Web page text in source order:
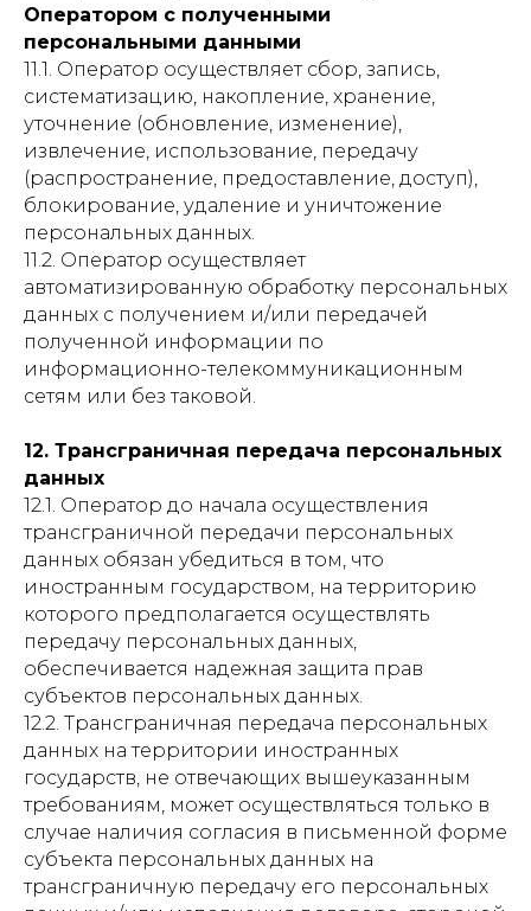
Оператором с полученными
персональными данными
11.1. Оператор осуществляет сбор, запись,
систематизацию, накопление, хранение,
уточнение (обновление, изменение),
извлечение, использование, передачу
(распространение, предоставление, доступ),
блокирование, удаление и уничтожение
персональных данных.
11.2. Оператор осуществляет
автоматизированную обработку персональных
данных с получением и/или передачей
полученной информации по
информационно-телекоммуникационным
сетям или без таковой.
12. Трансграничная передача персональных
данных
12.1. Оператор до начала осуществления
трансграничной передачи персональных
данных обязан убедиться в том, что
иностранным государством, на территорию
которого предполагается осуществлять
передачу персональных данных,
обеспечивается надежная защита прав
субъектов персональных данных.
12.2. Трансграничная передача персональных
данных на территории иностранных
государств, не отвечающих вышеуказанным
требованиям, может осуществляться только в
случае наличия согласия в письменной форме
субъекта персональных данных на
трансграничную передачу его персональных